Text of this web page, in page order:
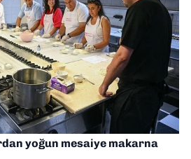
yoğun mesaiye makarna